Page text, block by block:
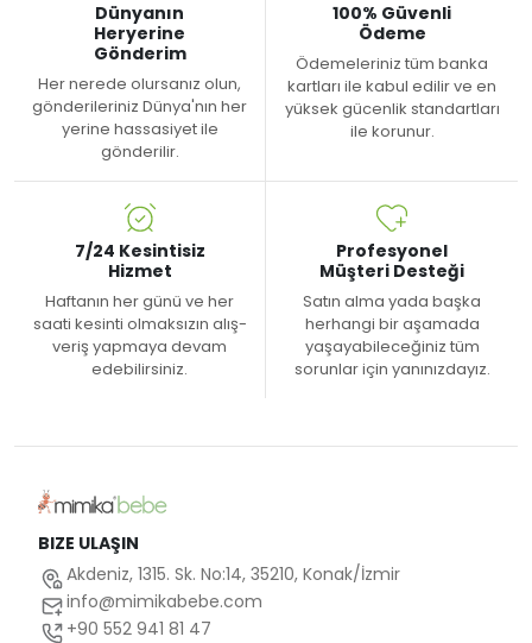
Dünyanın
Heryerine
Gönderim
Her nerede olursanız olun,
gönderileriniz Dünya'nın her
yerine hassasiyet ile
gönderilir.
100% Güvenli
Ödeme
Ödemeleriniz tüm banka
kartları ile kabul edilir ve en
yüksek gücenlik standartları
ile korunur.
7/24 Kesintisiz
Hizmet
Haftanın her günü ve her
saati kesinti olmaksızın alış-
veriş yapmaya devam
edebilirsiniz.
Profesyonel
Müşteri Desteği
Satın alma yada başka
herhangi bir aşamada
yaşayabileceğiniz tüm
sorunlar için yanınızdayız.
BIZE ULAŞIN
Akdeniz, 1315. Sk. No:14, 35210, Konak/İzmir
info@mimikabebe.com
+90 552 941 81 47